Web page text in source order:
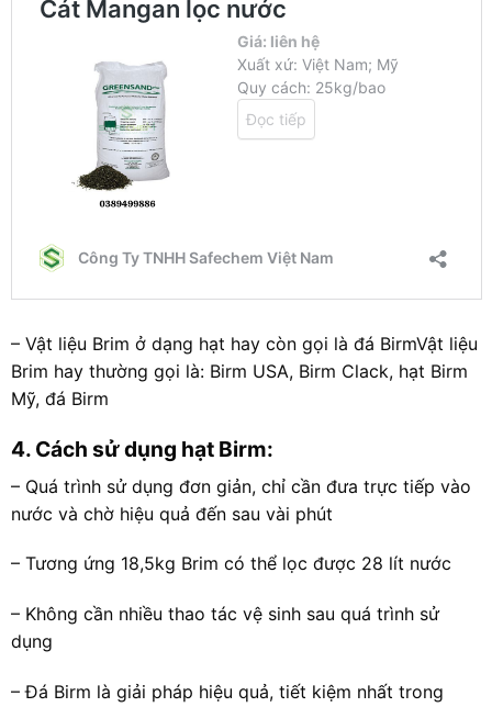
– Vật liệu Brim ở dạng hạt hay còn gọi là đá BirmVật liệu
Brim hay thường gọi là: Birm USA, Birm Clack, hạt Birm
Mỹ, đá Birm
4. Cách sử dụng hạt Birm:
– Quá trình sử dụng đơn giản, chỉ cần đưa trực tiếp vào
nước và chờ hiệu quả đến sau vài phút
– Tương ứng 18,5kg Brim có thể lọc được 28 lít nước
– Không cần nhiều thao tác vệ sinh sau quá trình sử
dụng
– Đá Birm là giải pháp hiệu quả, tiết kiệm nhất trong